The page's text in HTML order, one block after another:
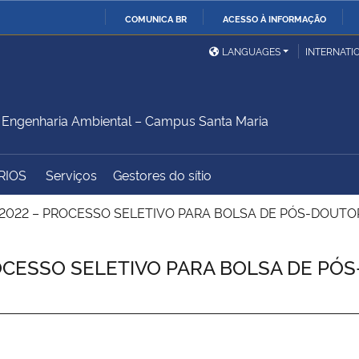
COMUNICA BR ACESSO À INFORMAÇÃO
Ministério da Defesa
Ministério das Relações
Exteriores
Ministério do
Desenvolvimento Regional
Controladoria-Geral da
União
Advocacia-Geral da União Banco Central do Brasil
LANGUAGES
Ambiental – Campus Santa Maria
Serviços Gestores do sítio
– PROCESSO SELETIVO PARA BOLSA DE PÓS-
SELETIVO PARA BOLSA DE